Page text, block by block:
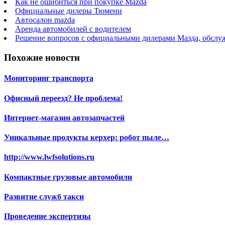
Как не ошибиться при покупке Mazda
Официальные дилеры Тюмени
Автосалон mazda
Аренда автомобилей с водителем
Решение вопросов с официальными дилерами Мазда,
Похожие новости
Мониторинг транспорта
Офисный переезд? Не проблема!
Интернет-магазин автозапчастей
Уникальные продукты керхер: робот пыле…
http://www.lwfsolutions.ru
Компактные грузовые автомобили
Развитие служб такси
Проведение экспертизы